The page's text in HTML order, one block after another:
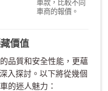
車款，比較不同
車商的報價。
價值
品質和安全性能，更蘊
入探討。以下將從幾個
的迷人魅力：